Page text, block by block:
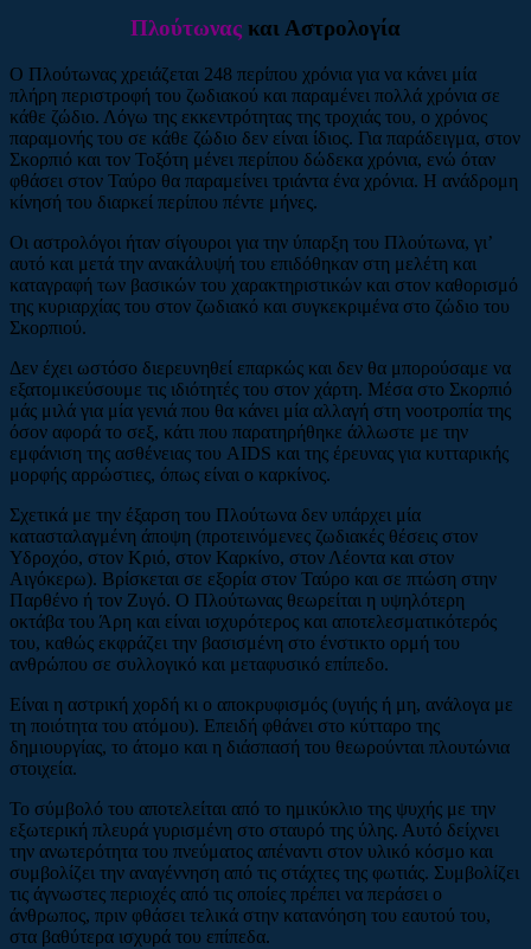
Πλούτωνας και Αστρολογία
Ο Πλούτωνας χρειάζεται 248 περίπου χρόνια για να κάνει μία
πλήρη περιστροφή του ζωδιακού και παραμένει πολλά χρόνια σε
κάθε ζώδιο. Λόγω της εκκεντρότητας της τροχιάς του, ο χρόνος
παραμονής του σε κάθε ζώδιο δεν είναι ίδιος. Για παράδειγμα, στον
Σκορπιό και τον Τοξότη μένει περίπου δώδεκα χρόνια, ενώ όταν
φθάσει στον Ταύρο θα παραμείνει τριάντα ένα χρόνια. Η ανάδρομη
κίνησή του διαρκεί περίπου πέντε μήνες.
Οι αστρολόγοι ήταν σίγουροι για την ύπαρξη του Πλούτωνα, γι’
αυτό και μετά την ανακάλυψή του επιδόθηκαν στη μελέτη και
καταγραφή των βασικών του χαρακτηριστικών και στον καθορισμό
της κυριαρχίας του στον ζωδιακό και συγκεκριμένα στο ζώδιο του
Σκορπιού.
Δεν έχει ωστόσο διερευνηθεί επαρκώς και δεν θα μπορούσαμε να
εξατομικεύσουμε τις ιδιότητές του στον χάρτη. Μέσα στο Σκορπιό
μάς μιλά για μία γενιά που θα κάνει μία αλλαγή στη νοοτροπία της
όσον αφορά το σεξ, κάτι που παρατηρήθηκε άλλωστε με την
εμφάνιση της ασθένειας του AIDS και της έρευνας για κυτταρικής
μορφής αρρώστιες, όπως είναι ο καρκίνος.
Σχετικά με την έξαρση του Πλούτωνα δεν υπάρχει μία
κατασταλαγμένη άποψη (προτεινόμενες ζωδιακές θέσεις στον
Υδροχόο, στον Κριό, στον Καρκίνο, στον Λέοντα και στον
Αιγόκερω). Βρίσκεται σε εξορία στον Ταύρο και σε πτώση στην
Παρθένο ή τον Ζυγό. Ο Πλούτωνας θεωρείται η υψηλότερη
οκτάβα του Άρη και είναι ισχυρότερος και αποτελεσματικότερός
του, καθώς εκφράζει την βασισμένη στο ένστικτο ορμή του
ανθρώπου σε συλλογικό και μεταφυσικό επίπεδο.
Είναι η αστρική χορδή κι ο αποκρυφισμός (υγιής ή μη, ανάλογα με
τη ποιότητα του ατόμου). Επειδή φθάνει στο κύτταρο της
δημιουργίας, το άτομο και η διάσπασή του θεωρούνται πλουτώνια
στοιχεία.
Το σύμβολό του αποτελείται από το ημικύκλιο της ψυχής με την
εξωτερική πλευρά γυρισμένη στο σταυρό της ύλης. Αυτό δείχνει
την ανωτερότητα του πνεύματος απέναντι στον υλικό κόσμο και
συμβολίζει την αναγέννηση από τις στάχτες της φωτιάς. Συμβολίζει
τις άγνωστες περιοχές από τις οποίες πρέπει να περάσει ο
άνθρωπος, πριν φθάσει τελικά στην κατανόηση του εαυτού του,
στα βαθύτερα ισχυρά του επίπεδα.